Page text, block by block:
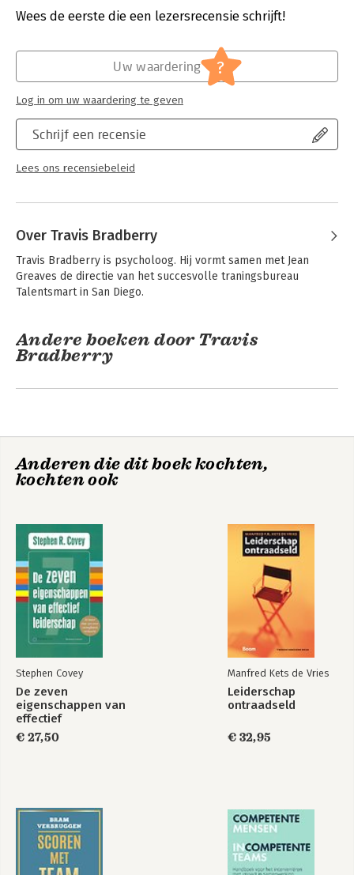
Wees de eerste die een lezersrecensie schrijft!
Schrijf een recensie
Lees ons recensiebeleid
Uw waardering ?
Log in om uw waardering te geven
Over Travis Bradberry
Travis Bradberry is psycholoog. Hij vormt samen met Jean
Greaves de directie van het succesvolle traningsbureau
Talentsmart in San Diego.
Andere boeken door Travis
Bradberry
Emotional
Intelligence 2.0
Bekijk alle boeken
Anderen die dit boek kochten,
kochten ook
Stephen Covey
De zeven
eigenschappen van
effectief
leiderschap
€ 27,50
Manfred Kets de Vries
Leiderschap
ontraadseld
€ 32,95